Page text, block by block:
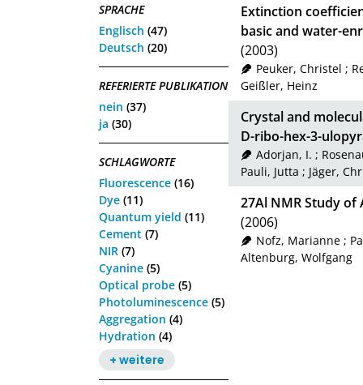
SPRACHE
Englisch (47)
Deutsch (20)
REFERIERTE PUBLIKATION
nein (37)
ja (30)
SCHLAGWORTE
Fluorescence (16)
Dye (11)
Quantum yield (11)
Cement (7)
NIR (7)
Cyanine (5)
Optical probe (5)
Photoluminescence (5)
Aggregation (4)
Hydration (4)
+ weitere
Extinction
basic and water-
(2003)
Peuker, Christel ;
Geißler, Heinz
Crystal and
D-ribo-hex-3-
Adorjan, I. ;
Pauli, Jutta ; Jäger,
27Al NMR Study of
(2006)
Nofz, Marianne;
Altenburg, Wolfgang